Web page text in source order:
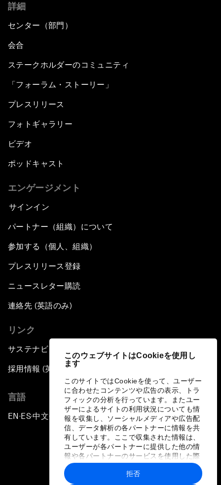
このウェブサイトはCookieを使用し
ます
このサイトではCookieを使って、ユーザー
に合わせたコンテンツや広告の表示、トラ
フィックの分析を行っています。またユー
ザーによるサイトの利用状況についても情
報を収集し、ソーシャルメディアや広告配
信、データ解析の各パートナーに情報を共
有しています。ここで収集された情報は、
ユーザーが各パートナーに提供した他の情
報や各パートナーのサービスを使用した際
に収集された情報と組み合わされ、各パー
トナーによって使用されることがありま
拒否
詳細
センター（部門）
会合
ステークホルダーのコミュニティ
「フォーラム・ストーリー」
プレスリリース
フォトギャラリー
ビデオ
ポッドキャスト
エンゲージメント
サインイン
パートナー（組織）について
参加する（個人、組織）
プレスリリース登録
ニュースレター購読
連絡先 (英語のみ)
リンク
サステナビリティへの取り組み
採用情報 (英語のみ)
言語
EN ▪ES▪中文▪ 日本語
プライバシーポリシーと利用規約